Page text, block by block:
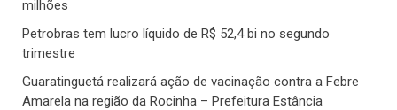
milhões
Petrobras tem lucro líquido de R$ 52,4 bi no segundo
trimestre
Guaratinguetá realizará ação de vacinação contra a Febre
Amarela na região da Rocinha – Prefeitura Estância